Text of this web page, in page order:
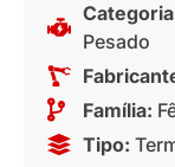
Pesado
Família:
Tipo: